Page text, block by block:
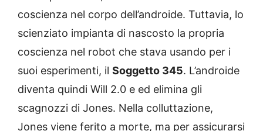
coscienza nel corpo dell’androide. Tuttavia, lo
scienziato impianta di nascosto la propria
coscienza nel robot che stava usando per i
suoi esperimenti, il Soggetto 345. L’androide
diventa quindi Will 2.0 e ed elimina gli
scagnozzi di Jones. Nella colluttazione,
Jones viene ferito a morte, ma per assicurarsi